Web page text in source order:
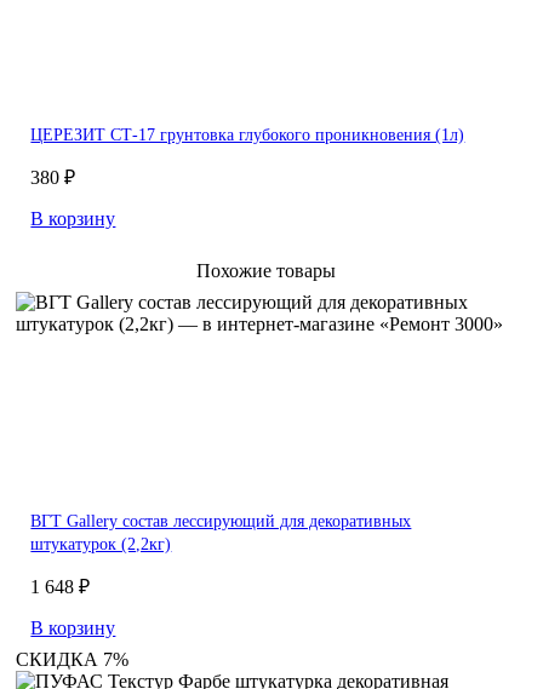
ЦЕРЕЗИТ СТ-17 грунтовка глубокого проникновения (1л)
380 ₽
В корзину
Похожие товары
ВГТ Gallery состав лессирующий для декоративных
штукатурок (2,2кг)
1 648 ₽
В корзину
СКИДКА 7%